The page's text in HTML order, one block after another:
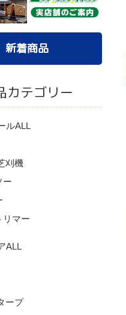
新着商品
カテゴリー
ルALL
刈機
ー
リマー
ALL
ープ